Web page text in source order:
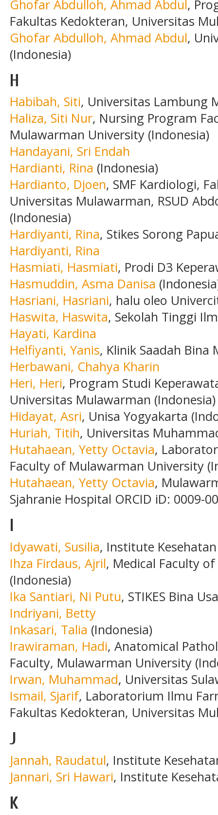
Ghofar Abdulloh, Ahmad Abdul ,
Fakultas Kedokteran, Universitas
Ghofar Abdulloh, Ahmad Abdul,
(Indonesia)
H
Habibah, Siti, Universitas Lambung
Haliza, Siti Nur, Nursing Program
Mulawarman University (Indonesia)
Handayani, Sri Endah
Hardianti, Rina (Indonesia)
Hardianto, Djoen, SMF Kardiologi,
Universitas Mulawarman, RSUD
(Indonesia)
Hardiyanti, Rina, Stikes Sorong
Hardiyanti, Rina
Hasmiati, Hasmiati, Prodi D3
Hasmuddin, Asma Danisa
Hasriani, Hasriani, halu oleo
Haswita, Haswita, Sekolah Tinggi
Hayati, Kardina
Helfiyanti, Yanis, Klinik Saadah Bina
Herbawani, Chahya Kharin
Heri, Heri, Program Studi
Universitas Mulawarman (Indonesia)
Hidayat, Asri, Unisa Yogyakarta
Huriah, Titih, Universitas
Hutahaean, Yetty Octavia,
Faculty of Mulawarman University
Hutahaean, Yetty Octavia,
Sjahranie Hospital ORCID iD: 0009-
I
Idyawati, Susilia, Institute
Ihza Firdaus, Ajril, Medical Faculty
(Indonesia)
Ika Santiari, Ni Putu, STIKES Bina
Indriyani, Betty
Inkasari, Talia (Indonesia)
Irawiraman, Hadi, Anatomical
Faculty, Mulawarman University
Irwan, Muhammad, Universitas
Ismail, Sjarif, Laboratorium Ilmu
Fakultas Kedokteran, Universitas
J
Jannah, Raudatul, Institute
Jannari, Sri Hawari, Institute
K